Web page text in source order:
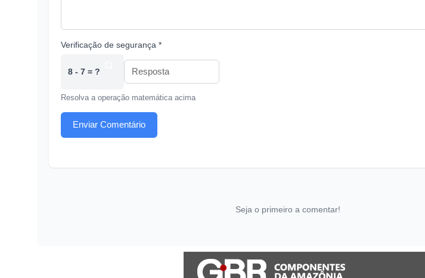
Verificação de segurança *
8 - 7 = ?
Resolva a operação matemática acima
Enviar Comentário
Seja o primeiro a comentar!